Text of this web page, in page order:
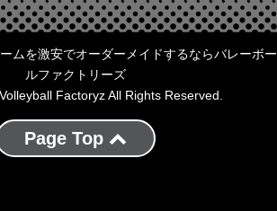
ムを激安でオーダーメイドするならバレーボー
ルファクトリーズ
Factoryz All Rights Reserved.
Page Top